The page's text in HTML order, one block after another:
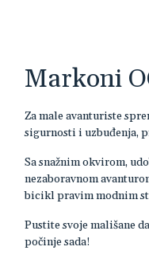
Markoni
Za male avanturiste
sigurnosti i uzbuđenja,
Sa snažnim okvirom,
nezaboravnom
bicikl pravim modnim
Pustite svoje mališane
počinje sada!